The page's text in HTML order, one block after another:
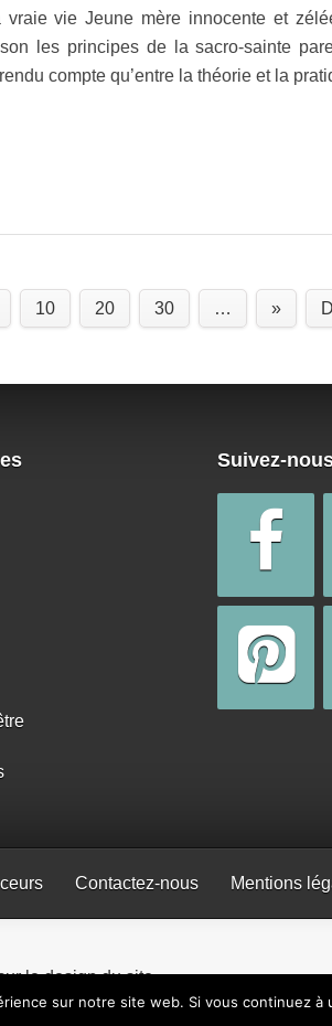
vie Jeune mère innocente et
les principes de la sacro-sainte
compte qu’entre la théorie et la
10 20 30 … »
Suivez-
Contactez-nous Mentions
le design du site.
sur notre site web. Si vous continuez